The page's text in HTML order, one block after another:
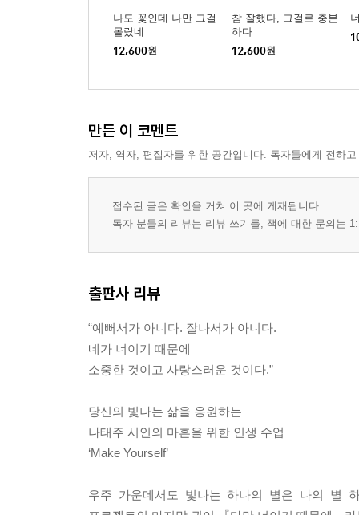
나도 꽃인데 나만 그걸
몰랐네
12,600원
참 잘했다, 그걸로 충분
하다
12,600원
만든 이 코멘트
저자, 역자, 편집자를 위한 공간입니다. 독자들에게 전하
접수된 글은 확인을 거쳐 이 곳에 게재됩니다.
독자 분들의 리뷰는 리뷰 쓰기를, 책에 대한 문의는
출판사 리뷰
“예뻐서가 아니다. 잘나서가 아니다.
네가 너이기 때문에
소중한 것이고 사랑스러운 것이다.”
당신의 빛나는 삶을 응원하는
나태주 시인의 마흔을 위한 인생 수업
‘Make Yourself’
우주 가운데서도 빛나는 하나의 별은 나의 별